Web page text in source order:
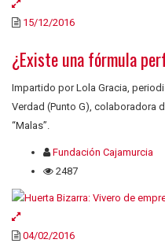
15/12/2016
¿Existe una fórmula
Impartido por Lola Gracia,
Verdad (Punto G), colaboradora
“Malas”.
Fundación Cajamurcia
2487
04/02/2016